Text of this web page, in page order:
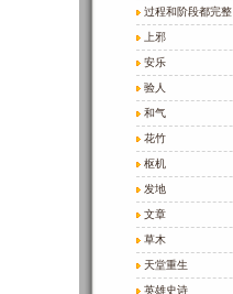
过程和阶段都完整
上邪
安乐
验人
和气
花竹
枢机
发地
文章
草木
天堂重生
英雄史诗